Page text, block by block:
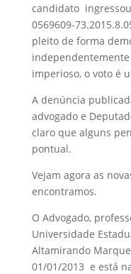
candidato
0569609-
pleito de forma
imperioso, o voto é
A denúncia
advogado e
claro que alguns
pontual.
Vejam agora as
encontramos.
O Advogado,
Universidade
Altamirando
01/01/2013 e está